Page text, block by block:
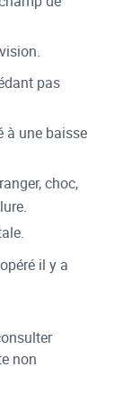
pas
à une baisse
choc,
il y a
non